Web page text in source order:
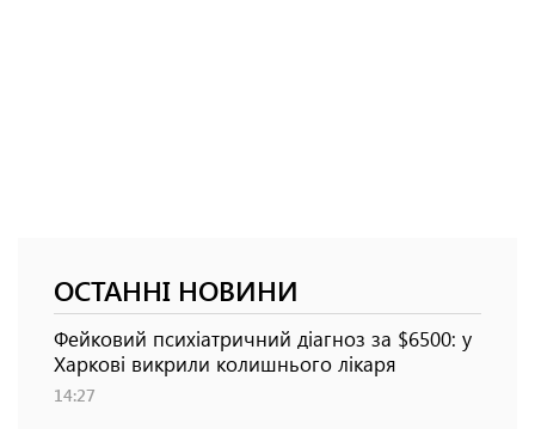
ОСТАННІ НОВИНИ
Фейковий психіатричний діагноз за $6500: у
Харкові викрили колишнього лікаря
14:27